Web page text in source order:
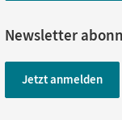
Newsletter
Jetzt anmelden